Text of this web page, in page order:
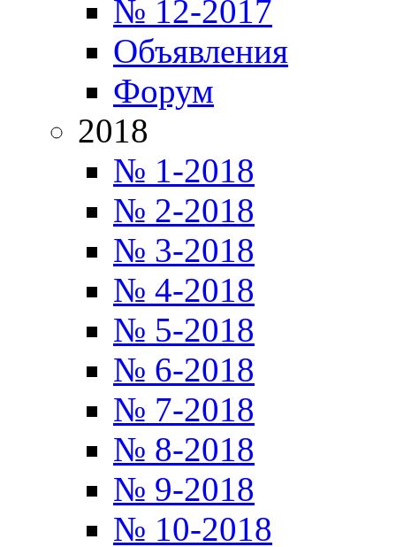
№ 12-2017
Объявления
Форум
2018
№ 1-2018
№ 2-2018
№ 3-2018
№ 4-2018
№ 5-2018
№ 6-2018
№ 7-2018
№ 8-2018
№ 9-2018
№ 10-2018